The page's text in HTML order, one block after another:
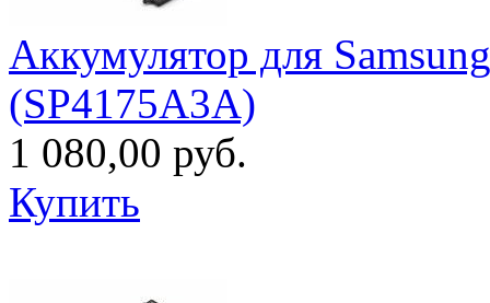
Аккумулятор для
(SP4175A3A)
1 080,00 руб.
Купить